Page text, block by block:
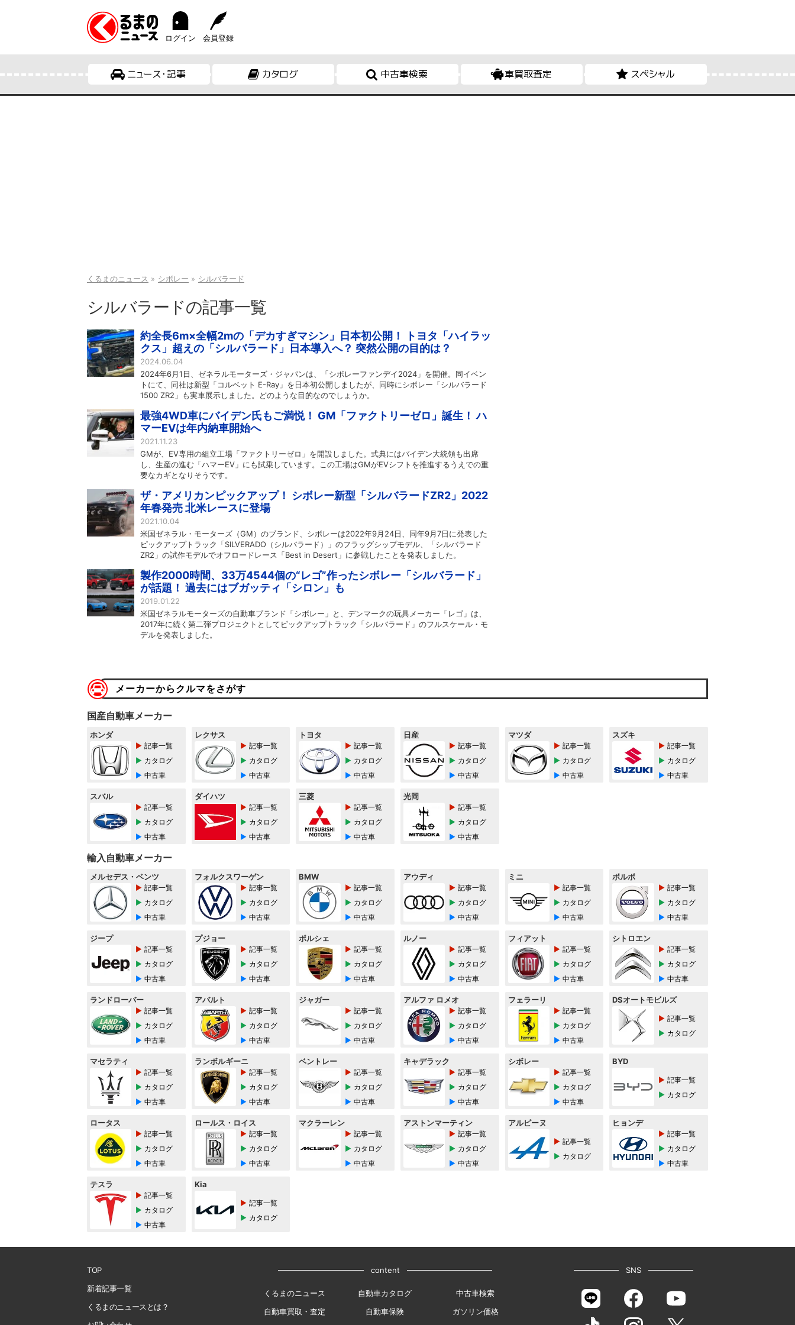
ログイン 会員登録
ニュース・記事 カタログ 中古車検索 車買取査定 スペシャル
くるまのニュース シボレー シルバラード
シルバラードの記事一覧
約全長6m×全幅2mの「デカすぎマシン」日本初公開！ トヨタ「ハイラッ
クス」超えの「シルバラード」日本導入へ？ 突然公開の目的は？
2024.06.04
2024年6月1日、ゼネラルモーターズ・ジャパンは、「シボレーファンデイ2024」を開催。同イベン
トにて、同社は新型「コルベット E-Ray」を日本初公開しましたが、同時にシボレー「シルバラード
1500 ZR2」も実車展示しました。どのような目的なのでしょうか。
最強4WD車にバイデン氏もご満悦！ GM「ファクトリーゼロ」誕生！ ハ
マーEVは年内納車開始へ
2021.11.23
GMが、EV専用の組立工場「ファクトリーゼロ」を開設しました。式典にはバイデン大統領も出席
し、生産の進む「ハマーEV」にも試乗しています。この工場はGMがEVシフトを推進するうえでの重
要なカギとなりそうです。
ザ・アメリカンピックアップ！ シボレー新型「シルバラードZR2」2022
年春発売 北米レースに登場
2021.10.04
米国ゼネラル・モーターズ（GM）のブランド、シボレーは2022年9月24日、同年9月7日に発表した
ピックアップトラック「SILVERADO（シルバラード）」のフラッグシップモデル、「シルバラード
ZR2」の試作モデルでオフロードレース「Best in Desert」に参戦したことを発表しました。
製作2000時間、33万4544個の“レゴ”作ったシボレー「シルバラード」
が話題！ 過去にはブガッティ「シロン」も
2019.01.22
米国ゼネラルモーターズの自動車ブランド「シボレー」と、デンマークの玩具メーカー「レゴ」は、
2017年に続く第二弾プロジェクトとしてピックアップトラック「シルバラード」のフルスケール・モ
デルを発表しました。
メーカーからクルマをさがす
国産自動車メーカー
ホンダ
記事一覧
カタログ
中古車
レクサス
記事一覧
カタログ
中古車
トヨタ
記事一覧
カタログ
中古車
日産
記事一覧
カタログ
中古車
マツダ
記事一覧
カタログ
中古車
スズキ
記事一覧
カタログ
中古車
スバル
記事一覧
カタログ
中古車
ダイハツ
記事一覧
カタログ
中古車
三菱
記事一覧
カタログ
中古車
光岡
記事一覧
カタログ
中古車
輸入自動車メーカー
メルセデス・ベンツ
記事一覧
カタログ
中古車
フォルクスワーゲン
記事一覧
カタログ
中古車
BMW
記事一覧
カタログ
中古車
アウディ
記事一覧
カタログ
中古車
ミニ
記事一覧
カタログ
中古車
ボルボ
記事一覧
カタログ
中古車
ジープ
記事一覧
カタログ
中古車
プジョー
記事一覧
カタログ
中古車
ポルシェ
記事一覧
カタログ
中古車
ルノー
記事一覧
カタログ
中古車
フィアット
記事一覧
カタログ
中古車
シトロエン
記事一覧
カタログ
中古車
ランドローバー
記事一覧
カタログ
中古車
アバルト
記事一覧
カタログ
中古車
ジャガー
記事一覧
カタログ
中古車
アルファ ロメオ
記事一覧
カタログ
中古車
フェラーリ
記事一覧
カタログ
中古車
DSオートモビルズ
記事一覧
カタログ
マセラティ
記事一覧
カタログ
中古車
ランボルギーニ
記事一覧
カタログ
中古車
ベントレー
記事一覧
カタログ
中古車
キャデラック
記事一覧
カタログ
中古車
シボレー
記事一覧
カタログ
中古車
BYD
記事一覧
カタログ
ロータス
記事一覧
カタログ
中古車
ロールス・ロイス
記事一覧
カタログ
中古車
マクラーレン
記事一覧
カタログ
中古車
アストンマーティン
記事一覧
カタログ
中古車
アルピーヌ
記事一覧
カタログ
ヒョンデ
記事一覧
カタログ
中古車
テスラ
記事一覧
カタログ
中古車
Kia
記事一覧
カタログ
TOP
新着記事一覧
くるまのニュースとは？
content
くるまのニュース 自動車カタログ
中古車検索
自動車買取・査定
自動車保険 ガソリン価格
SNS